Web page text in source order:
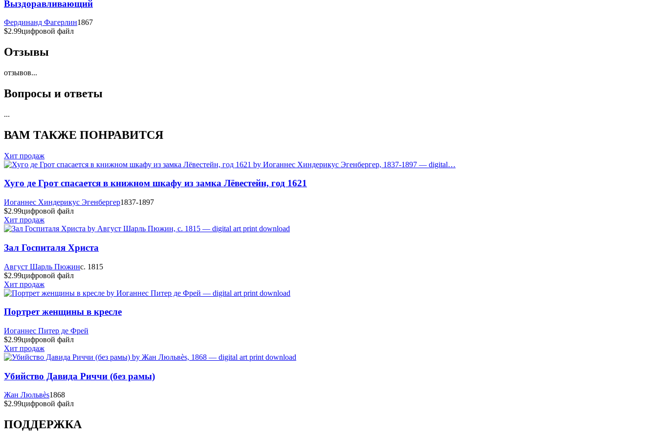
Выздоравливающий
Фердинанд Фагерлин1867
$2.99цифровой файл
Отзывы
отзывов...
Вопросы и ответы
...
ВАМ ТАКЖЕ ПОНРАВИТСЯ
Хит продаж
Хуго де Грот спасается в книжном шкафу из замка Лёвестейн, год 1621
Иоганнес Хиндерикус Эгенбергер1837-1897
$2.99цифровой файл
Хит продаж
Зал Госпиталя Христа
Август Шарль Пюжинc. 1815
$2.99цифровой файл
Хит продаж
Портрет женщины в кресле
Иоганнес Питер де Фрей
$2.99цифровой файл
Хит продаж
Убийство Давида Риччи (без рамы)
Жан Люльвès1868
$2.99цифровой файл
ПОДДЕРЖКА